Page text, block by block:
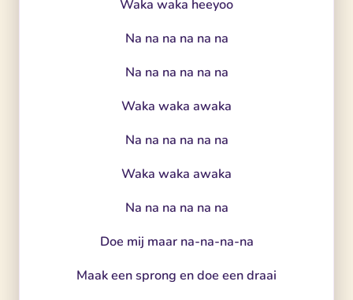
Waka waka heeyoo
Na na na na na na
Na na na na na na
Waka waka awaka
Na na na na na na
Waka waka awaka
Na na na na na na
Doe mij maar na-na-na-na
Maak een sprong en doe een draai